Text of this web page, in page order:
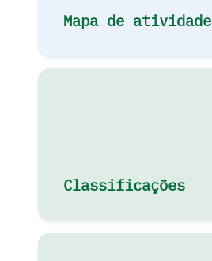
Mapa de atividade
Classificações